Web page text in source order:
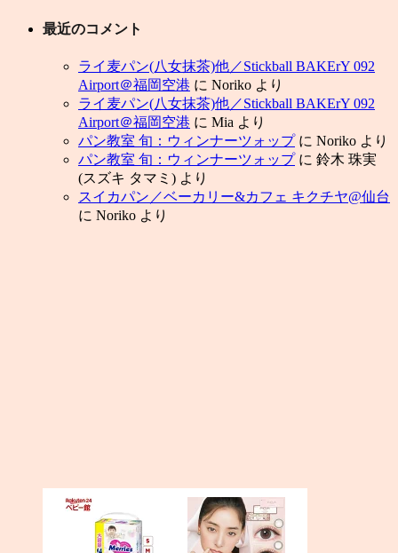
最近のコメント
ライ麦パン(八女抹茶)他／Stickball BAKErY 092
Airport＠福岡空港 に Noriko より
ライ麦パン(八女抹茶)他／Stickball BAKErY 092
Airport＠福岡空港 に Mia より
パン教室 旬：ウィンナーツォップに Noriko より
パン教室 旬：ウィンナーツォップに 鈴木 珠実
(スズキ タマミ) より
スイカパン／ベーカリー&カフェ キクチヤ@仙台
に Noriko より